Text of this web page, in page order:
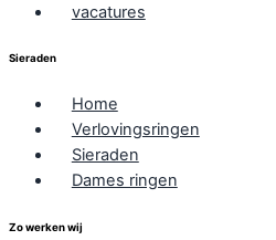
vacatures
Sieraden
Home
Verlovingsringen
Sieraden
Dames ringen
Zo werken wij